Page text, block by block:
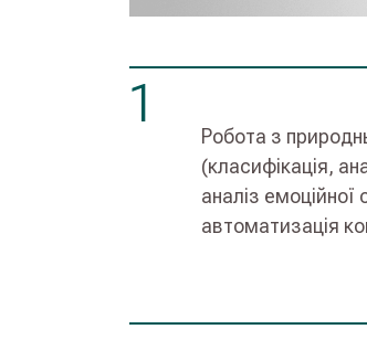
1
Робота з
(класифікація,
аналіз емоційної
автоматизація